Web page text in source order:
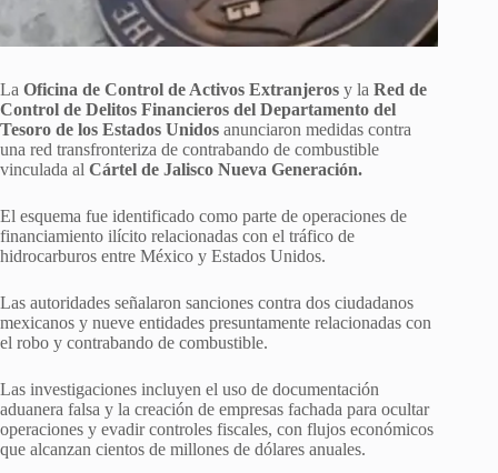
La Oficina de Control de Activos Extranjeros y la Red de
Control de Delitos Financieros del Departamento del
Tesoro de los Estados Unidos anunciaron medidas contra
una red transfronteriza de contrabando de combustible
vinculada al Cártel de Jalisco Nueva Generación.
El esquema fue identificado como parte de operaciones de
financiamiento ilícito relacionadas con el tráfico de
hidrocarburos entre México y Estados Unidos.
Las autoridades señalaron sanciones contra dos ciudadanos
mexicanos y nueve entidades presuntamente relacionadas con
el robo y contrabando de combustible.
Las investigaciones incluyen el uso de documentación
aduanera falsa y la creación de empresas fachada para ocultar
operaciones y evadir controles fiscales, con flujos económicos
que alcanzan cientos de millones de dólares anuales.